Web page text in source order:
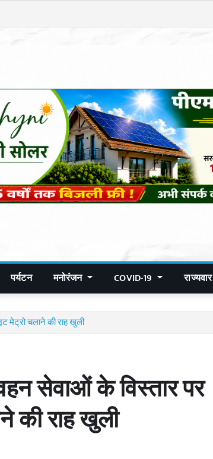
पर्यटन मनोरंजन COVID-19 राज्यवार
मेट्रो चलाने की राह खुली
सेवाओं के विस्तार पर
की राह खुली